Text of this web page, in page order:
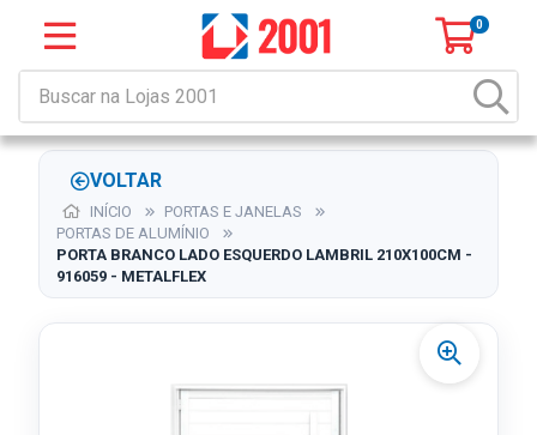
0
VOLTAR
INÍCIO
PORTAS E JANELAS
PORTAS DE ALUMÍNIO
PORTA BRANCO LADO ESQUERDO LAMBRIL 210X100CM -
916059 - METALFLEX